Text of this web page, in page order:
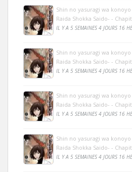
Shin no yasuragi wa
Raida Shokka Saido- -
IL Y A 5 SEMAINES 4 JOURS 16
Shin no yasuragi wa
Raida Shokka Saido- -
IL Y A 5 SEMAINES 4 JOURS 16
Shin no yasuragi wa
Raida Shokka Saido- -
IL Y A 5 SEMAINES 4 JOURS 16
Shin no yasuragi wa
Raida Shokka Saido- -
IL Y A 5 SEMAINES 4 JOURS 16